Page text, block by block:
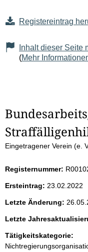
Registereintrag
Inhalt dieser Seite
(Mehr
S
e
t
e
n
i
Eingetragener Verein (e.
Registernummer:
Ersteintrag: 23.02.2022
Letzte Änderung:
Letzte
Tätigkeitskategorie: